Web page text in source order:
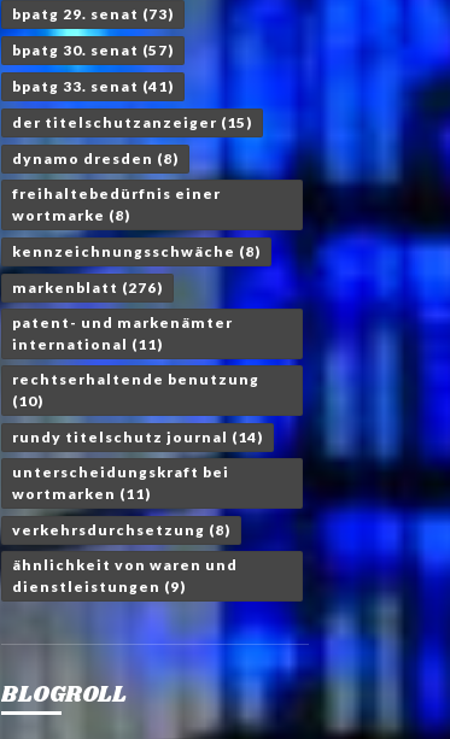
bpatg 29. senat (73)
bpatg 30. senat (57)
bpatg 33. senat (41)
der titelschutzanzeiger (15)
dynamo dresden (8)
freihaltebedürfnis einer
wortmarke (8)
kennzeichnungsschwäche (8)
markenblatt (276)
patent- und markenämter
international (11)
rechtserhaltende benutzung
(10)
rundy titelschutz journal (14)
unterscheidungskraft bei
wortmarken (11)
verkehrsdurchsetzung (8)
ähnlichkeit von waren und
dienstleistungen (9)
BLOGROLL